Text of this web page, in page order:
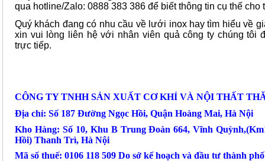
qua hotline/Zalo: 0888 383 386 để biết thông tin cụ thế
Quý khách đang có nhu cầu về lưới inox hay tìm hiểu về
xin vui lòng liên hệ với nhân viên quả công ty chúng tôi
trực tiếp.
CÔNG TY TNHH SẢN XUẤT CƠ KHÍ VÀ NỘI THẤT
Địa chỉ: Số 187 Đường Ngọc Hồi, Quận Hoàng Mai, Hà Nội
Kho Hàng: Số 10, Khu B Trung Đoàn 664, Vĩnh
Hồi) Thanh Trì, Hà Nội
Mã số thuế: 0106 118 509 Do sở kế hoạch và đầu tư thành